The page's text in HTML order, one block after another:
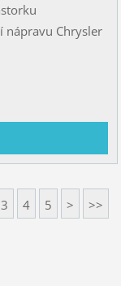
nápravu Chrysler
3 4 5 > >>